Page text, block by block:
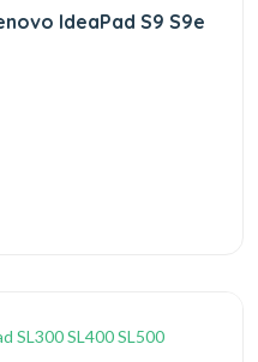
IdeaPad S9 S9e